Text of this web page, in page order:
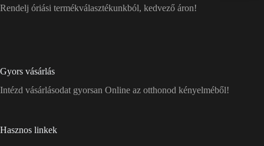
Rendelj óriási termékválasztékunkból, kedvező áron!
Gyors vásárlás
Intézd vásárlásodat gyorsan Online az otthonod kényelméből!
Hasznos linkek